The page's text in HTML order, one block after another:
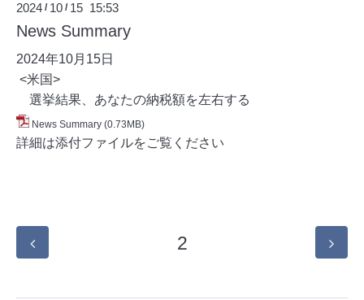
2024 / 10 / 15 15:53
News Summary
2024年10月15日
<米国>
選挙結果、あなたの納税額を左右する
News Summary (0.73MB)
詳細は添付ファイルをご覧ください
2